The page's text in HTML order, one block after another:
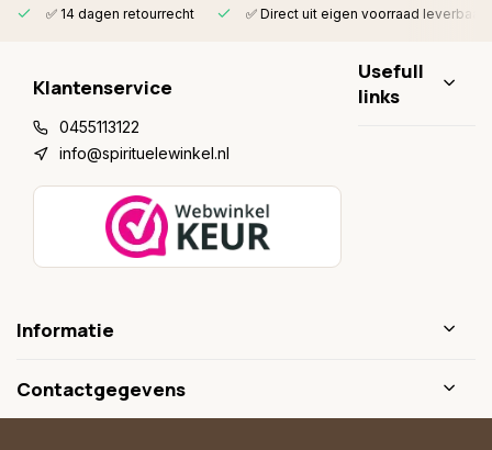
✅ 14 dagen retourrecht ✅ Direct uit eigen voorraad leverbaar
Klantenservice
0455113122
info@spirituelewinkel.nl
Usefull
links
Informatie
Contactgegevens